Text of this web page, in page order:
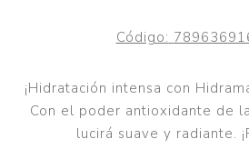
Código:
¡Hidratación intensa con
Con el poder antioxidante de
lucirá suave y radiante.